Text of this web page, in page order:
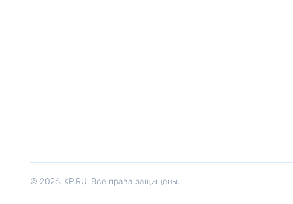
© 2026. KP.RU. Все права защищены.